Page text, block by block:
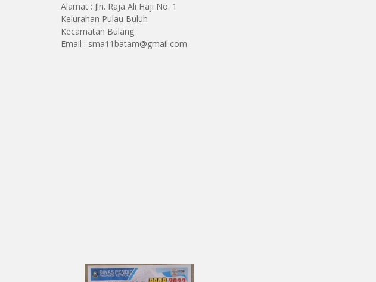
Alamat : Jln. Raja Ali Haji No. 1
Kelurahan Pulau Buluh
Kecamatan Bulang
Email : sma11batam@gmail.com